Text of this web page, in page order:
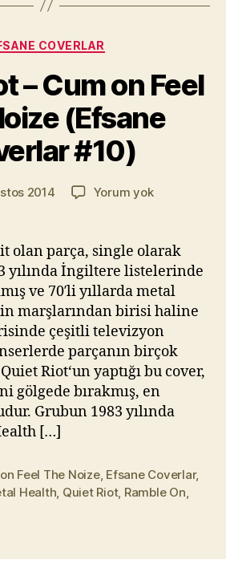
Kategoriler
COVERLAR
– Cum on Feel
(Efsane
#10)
Yazının
yazarı
Y
a
r
M
u
a
kı
m
a
z
2014 Yorum yokQuiet
Cum
on
Feel
The
Noize
(Efsane
Coverlar
#10)
olan parça, single olarak
yılında İngiltere listelerinde
ve 70′li yıllarda metal
marşlarından birisi haline
çeşitli televizyon
parçanın birçok
Riot‘un yaptığı bu cover,
gölgede bırakmış, en
Grubun 1983 yılında
[…]
Feel The Noize, Efsane Coverlar,
Health, Quiet Riot, Ramble On,